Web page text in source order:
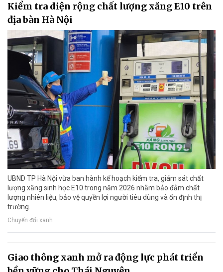
Kiểm tra diện rộng chất lượng xăng E10 trên
địa bàn Hà Nội
UBND TP Hà Nội vừa ban hành kế hoạch kiểm tra, giám sát chất
lượng xăng sinh học E10 trong năm 2026 nhằm bảo đảm chất
lượng nhiên liệu, bảo vệ quyền lợi người tiêu dùng và ổn định thị
trường.
Chuyển đổi xanh
Giao thông xanh mở ra động lực phát triển